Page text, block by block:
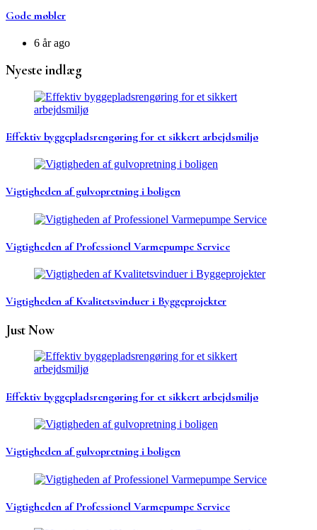
Gode møbler
6 år ago
Nyeste indlæg
Effektiv byggepladsrengøring for et sikkert arbejdsmiljø
Vigtigheden af gulvopretning i boligen
Vigtigheden af Professionel Varmepumpe Service
Vigtigheden af Kvalitetsvinduer i Byggeprojekter
Just Now
Effektiv byggepladsrengøring for et sikkert arbejdsmiljø
Vigtigheden af gulvopretning i boligen
Vigtigheden af Professionel Varmepumpe Service